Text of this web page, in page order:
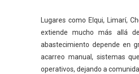
Lugares como Elqui, Limarí,
extiende mucho más allá
abastecimiento depende en
acarreo manual, sistemas
operativos, dejando a